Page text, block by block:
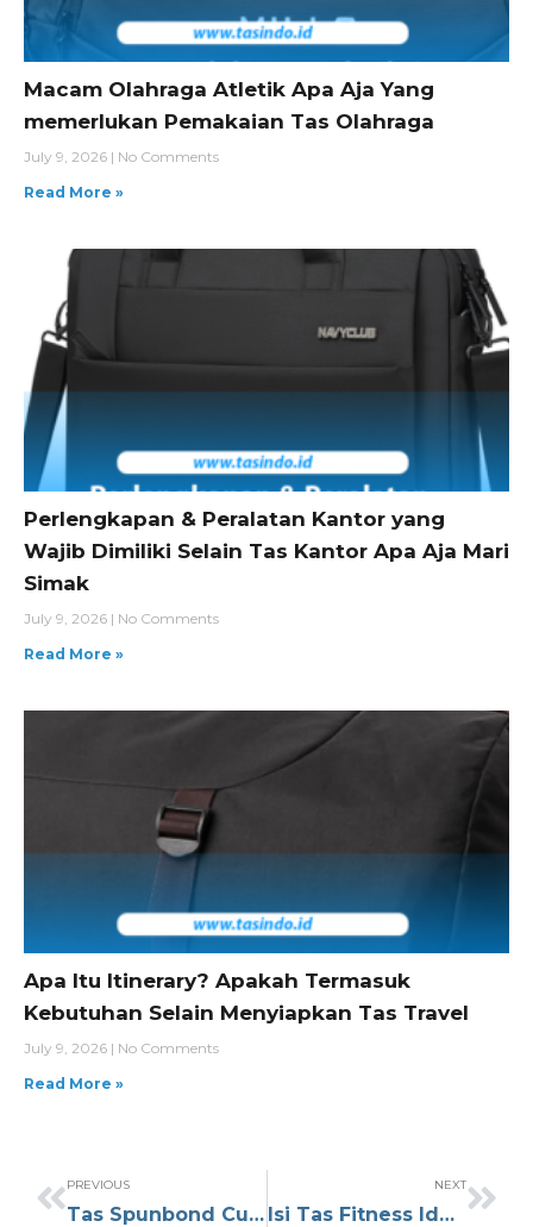
Macam Olahraga Atletik Apa Aja Yang
memerlukan Pemakaian Tas Olahraga
July 9, 2026
No Comments
Read More »
Perlengkapan & Peralatan Kantor yang
Wajib Dimiliki Selain Tas Kantor Apa Aja Mari
Simak
July 9, 2026
No Comments
Read More »
Apa Itu Itinerary? Apakah Termasuk
Kebutuhan Selain Menyiapkan Tas Travel
July 9, 2026
No Comments
Read More »
PREVIOUS
Tas Spunbond Custom Logo untuk Event dan Seminar
NEXT
Isi Tas Fitness Ideal untuk Workout Pagi dan Sore